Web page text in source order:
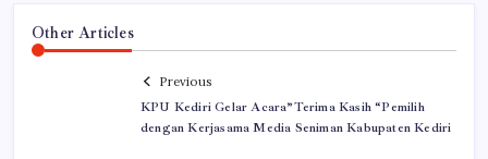
Other Articles
Previous
KPU Kediri Gelar Acara”Terima Kasih “Pemilih
dengan Kerjasama Media Seniman Kabupaten Kediri